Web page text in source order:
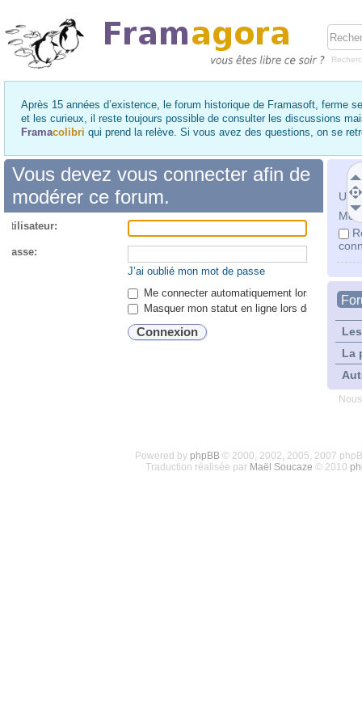
Après 15 années d’existence, le forum historique de Framasoft, ferme
et les curieux, il reste toujours possible de consulter les discussions
Framacolibri qui prend la relève. Si vous avez des questions, on se
Mot
La
Vous devez vous connecter afin de
modérer ce forum.
passe:
J’ai oublié mon mot de passe
Me connecter automatiquement lors de
Masquer mon statut en ligne lors de cette
Powered by phpBB© 2000, 2002, 2005, 2007
Traduction réalisée par Maël Soucaze © 2010